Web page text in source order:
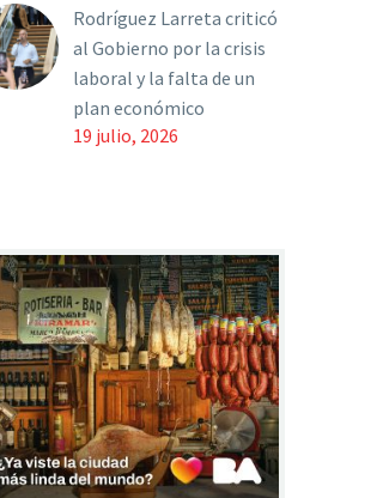
Rodríguez Larreta criticó
al Gobierno por la crisis
laboral y la falta de un
plan económico
19 julio, 2026